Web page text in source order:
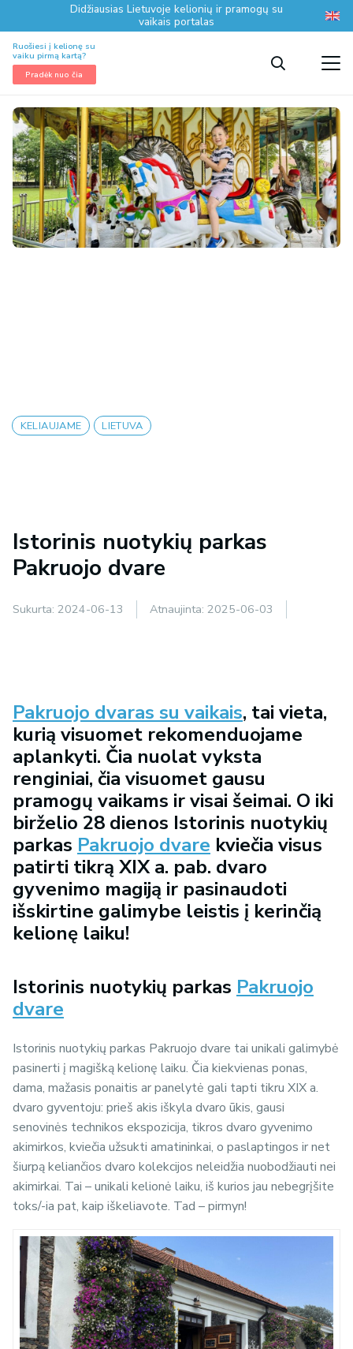
Didžiausias Lietuvoje kelionių ir pramogų su
vaikais portalas
Ruošiesi į kelionę su
vaiku pirmą kartą?
Pradėk nuo čia
KELIAUJAME LIETUVA
Istorinis nuotykių parkas
Pakruojo dvare
Sukurta: 2024-06-13 Atnaujinta: 2025-06-03
Pakruojo dvaras su vaikais, tai vieta,
kurią visuomet rekomenduojame
aplankyti. Čia nuolat vyksta
renginiai, čia visuomet gausu
pramogų vaikams ir visai šeimai. O iki
birželio 28 dienos Istorinis nuotykių
parkas Pakruojo dvare kviečia visus
patirti tikrą XIX a. pab. dvaro
gyvenimo magiją ir pasinaudoti
išskirtine galimybe leistis į kerinčią
kelionę laiku!
Istorinis nuotykių parkas Pakruojo
dvare
Istorinis nuotykių parkas Pakruojo dvare tai unikali galimybė
pasinerti į magišką kelionę laiku. Čia kiekvienas ponas,
dama, mažasis ponaitis ar panelytė gali tapti tikru XIX a.
dvaro gyventoju: prieš akis iškyla dvaro ūkis, gausi
senovinės technikos ekspozicija, tikros dvaro gyvenimo
akimirkos, kviečia užsukti amatininkai, o paslaptingos ir net
šiurpą keliančios dvaro kolekcijos neleidžia nuobodžiauti nei
akimirkai. Tai – unikali kelionė laiku, iš kurios jau nebegrįšite
toks/-ia pat, kaip iškeliavote. Tad – pirmyn!